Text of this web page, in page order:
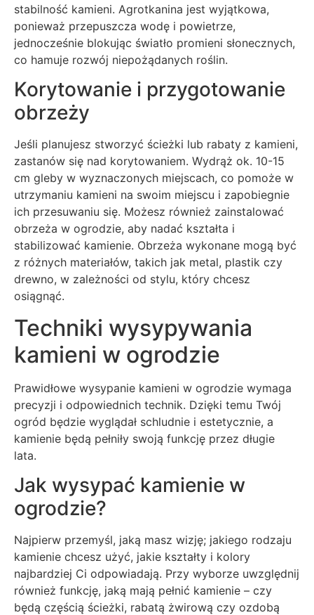
stabilność kamieni. Agrotkanina jest wyjątkowa,
ponieważ przepuszcza wodę i powietrze,
jednocześnie blokując światło promieni słonecznych,
co hamuje rozwój niepożądanych roślin.
Korytowanie i przygotowanie
obrzeży
Jeśli planujesz stworzyć ścieżki lub rabaty z kamieni,
zastanów się nad korytowaniem. Wydrąż ok. 10-15
cm gleby w wyznaczonych miejscach, co pomoże w
utrzymaniu kamieni na swoim miejscu i zapobiegnie
ich przesuwaniu się. Możesz również zainstalować
obrzeża w ogrodzie, aby nadać kształta i
stabilizować kamienie. Obrzeża wykonane mogą być
z różnych materiałów, takich jak metal, plastik czy
drewno, w zależności od stylu, który chcesz
osiągnąć.
Techniki wysypywania
kamieni w ogrodzie
Prawidłowe wysypanie kamieni w ogrodzie wymaga
precyzji i odpowiednich technik. Dzięki temu Twój
ogród będzie wyglądał schludnie i estetycznie, a
kamienie będą pełniły swoją funkcję przez długie
lata.
Jak wysypać kamienie w
ogrodzie?
Najpierw przemyśl, jaką masz wizję; jakiego rodzaju
kamienie chcesz użyć, jakie kształty i kolory
najbardziej Ci odpowiadają. Przy wyborze uwzględnij
również funkcję, jaką mają pełnić kamienie – czy
będą częścią ścieżki, rabatą żwirową czy ozdobą